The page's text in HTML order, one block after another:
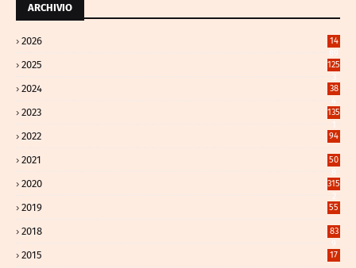
ARCHIVIO
2026
14
89
2025
125
3
2024
38
4
2023
135
1
2022 94
2021
50
8
2020
315
2
2019 55
2018
83
9
2015 17